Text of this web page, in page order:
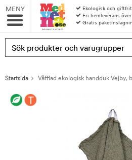
MENY
Ekologisk och
Fri hemleverans
Gratis
Produkten har blivit tillagd
Startsida Våfflad ekologisk handduk Vejby,